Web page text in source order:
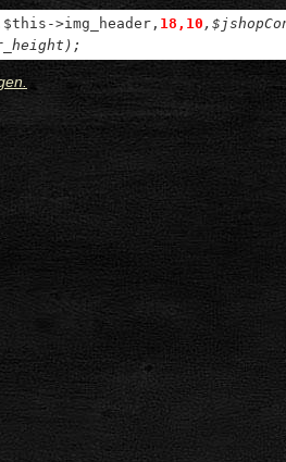
>img_header, 18,10